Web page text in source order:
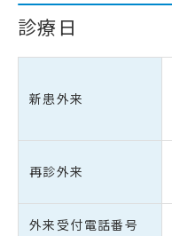
診療日
新患外来
再診外来
外来受付電話番号